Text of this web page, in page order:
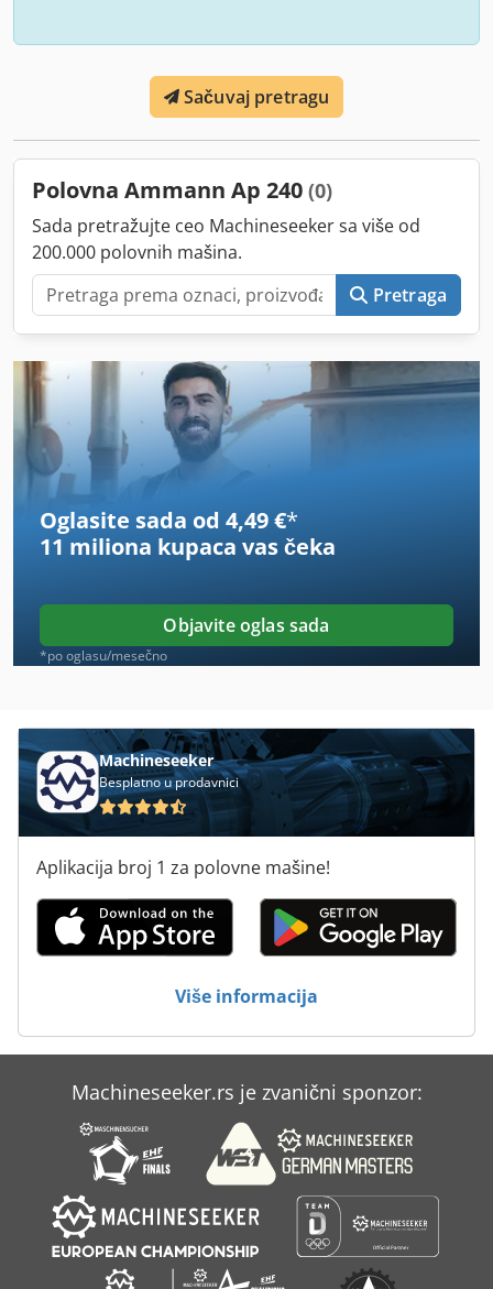
Sačuvaj pretragu
Polovna Ammann Ap 240 (0)
Sada pretražujte ceo Machineseeker sa više od
200.000 polovnih mašina.
Pretraga
Oglasite sada od 4,49 €*
11 miliona kupaca vas čeka
Objavite oglas sada
*po oglasu/mesečno
Machineseeker
Besplatno u prodavnici
Aplikacija broj 1 za polovne mašine!
Više informacija
Machineseeker.rs je zvanični sponzor: